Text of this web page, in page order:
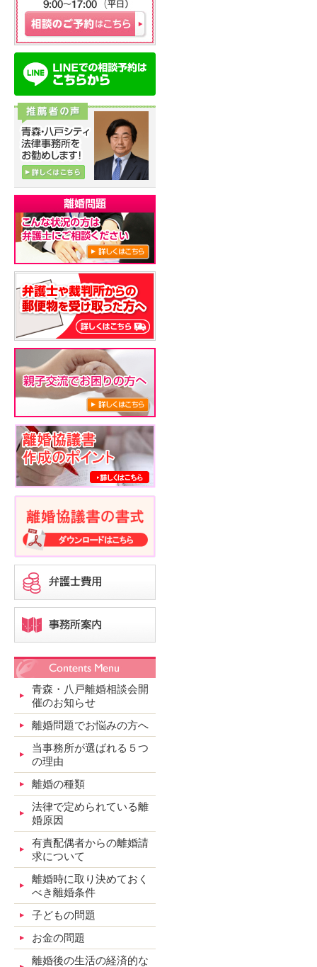
青森・八戸離婚相談会開
催のお知らせ
離婚問題でお悩みの方へ
当事務所が選ばれる５つ
の理由
離婚の種類
法律で定められている離
婚原因
有責配偶者からの離婚請
求について
離婚時に取り決めておく
べき離婚条件
子どもの問題
お金の問題
離婚後の生活の経済的な